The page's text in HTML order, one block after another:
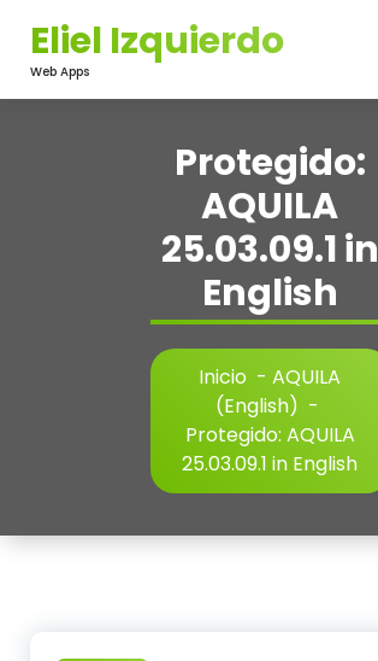
contenido
Eliel Izquierdo
Web Apps
Protegido:
AQUILA
25.03.09.1 in
English
Inicio - AQUILA
(English) -
Protegido: AQUILA
25.03.09.1 in English